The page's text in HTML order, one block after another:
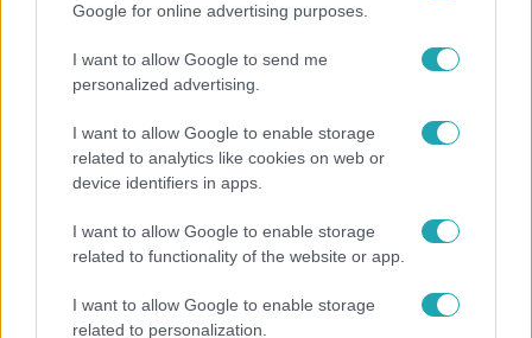
Google for online advertising purposes.
I want to allow Google to send me
personalized advertising.
I want to allow Google to enable storage
related to analytics like cookies on web or
device identifiers in apps.
I want to allow Google to enable storage
related to functionality of the website or app.
I want to allow Google to enable storage
related to personalization.
Hosszú Katinka a dokumentumfilmjében Shane
2:46